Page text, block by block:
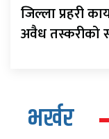
जिल्ला प्रहरी
अवैध तस्करीको
भर्खर